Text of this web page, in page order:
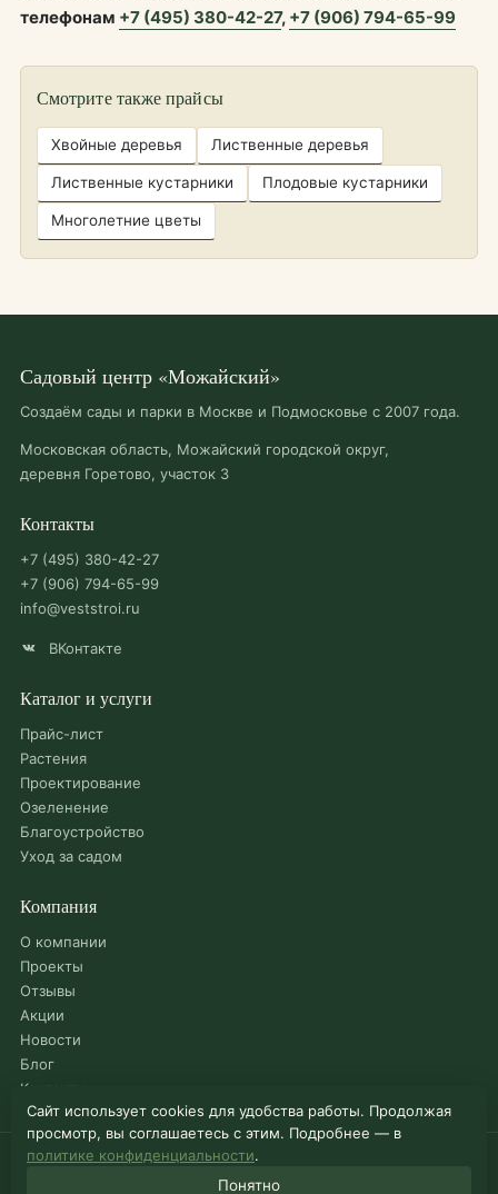
телефонам +7 (495) 380-42-27, +7 (906) 794-65-99
Смотрите также прайсы
Хвойные деревья Лиственные деревья
Лиственные кустарники Плодовые кустарники
Многолетние цветы
Садовый центр «Можайский»
Создаём сады и парки в Москве и Подмосковье с 2007 года.
Московская область, Можайский городской округ,
деревня Горетово, участок 3
Контакты
+7 (495) 380-42-27
+7 (906) 794-65-99
info@veststroi.ru
ВКонтакте
Каталог и услуги
Прайс-лист
Растения
Проектирование
Озеленение
Благоустройство
Уход за садом
Компания
О компании
Проекты
Отзывы
Акции
Новости
Блог
Контакты
© 2026 Садовый центр «Можайский»
Политика конфиденциальности
Сайт использует cookies для удобства работы. Продолжая
просмотр, вы соглашаетесь с этим. Подробнее — в
политике конфиденциальности.
Понятно